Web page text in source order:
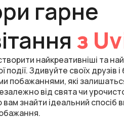
гарне
з
найкреативніші та
події. Здивуйте своїх друзів
побажаннями, які
від свята чи
знайти ідеальний спосіб